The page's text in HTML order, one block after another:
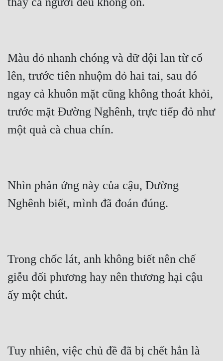
Màu đỏ nhanh chóng và dữ dội lan từ cổ
lên, trước tiên nhuộm đỏ hai tai, sau đó
ngay cả khuôn mặt cũng không thoát khỏi,
trước mặt Đường Nghênh, trực tiếp đỏ như
Nhìn phản ứng này của cậu, Đường
Trong chốc lát, anh không biết nên chế
giễu đối phương hay nên thương hại cậu
Tuy nhiên, việc chủ đề đã bị chết hẳn là